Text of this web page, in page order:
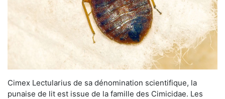
Cimex Lectularius de sa dénomination scientifique, la
punaise de lit est issue de la famille des Cimicidae. Les